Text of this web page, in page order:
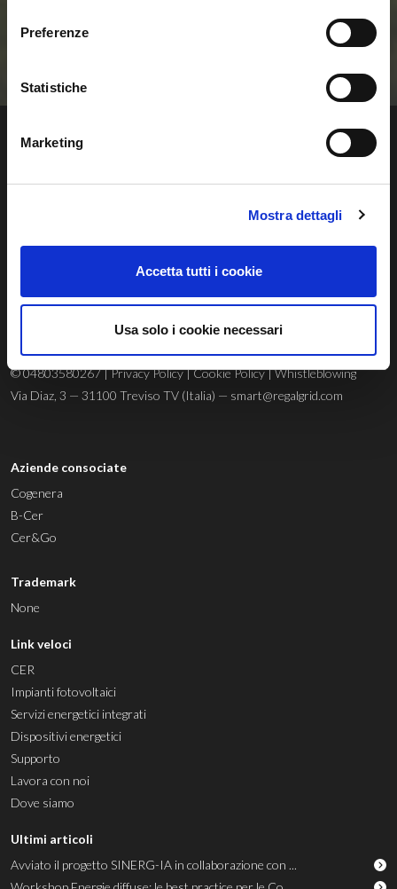
Preferenze
Statistiche
Marketing
Mostra dettagli
Accetta tutti i cookie
Usa solo i cookie necessari
Siamo un
con lo scopo di sviluppare un sistema sostenibile, avanzato e
innovativo di gestione dell’energia rinnovabile.
© 04803580267 |Privacy Policy|Cookie Policy|Whistleblowing
Via Diaz, 3 — 31100 Treviso TV (Italia) — smart@regalgrid.com
Aziende consociate
Cogenera
B-Cer
Cer&Go
Trademark
None
Link veloci
CER
Impianti fotovoltaici
Servizi energetici integrati
Dispositivi energetici
Supporto
Lavora con noi
Dove siamo
Ultimi articoli
Avviato il progetto SINERG-IA in collaborazione con ...